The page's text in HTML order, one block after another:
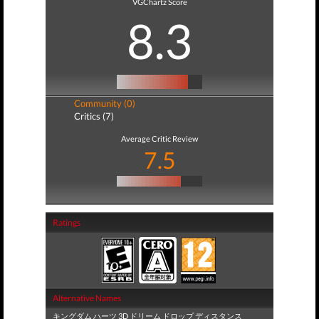
8.3
Community (0)
Critics (7)
Average Critic Review
7.5
Ratings
Alternative Names
キングダム ハーツ 3D ドリーム ドロップ ディスタンス